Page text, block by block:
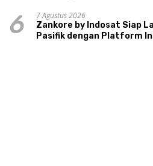
6
7 Agustus 2026
Zankore by Indosat Siap
Pasifik dengan Platform